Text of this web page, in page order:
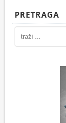
PRETRAGA